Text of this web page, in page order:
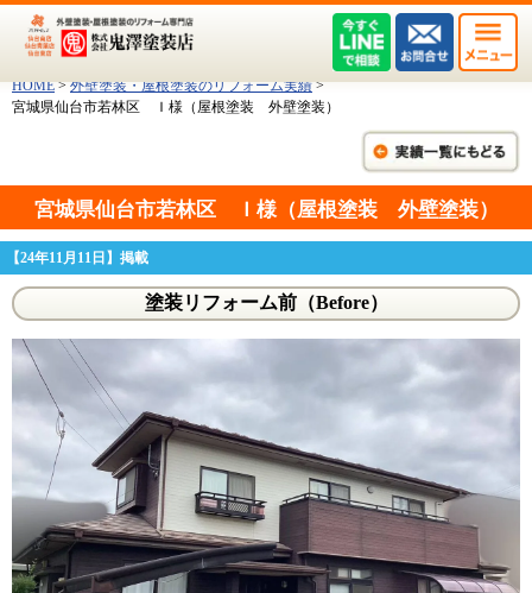
HOME > 外壁塗装・屋根塗装のリフォーム実績 >
宮城県仙台市若林区 Ｉ様（屋根塗装 外壁塗装）
宮城県仙台市若林区 Ｉ様（屋根塗装 外壁塗装）
【24年11月11日】掲載
塗装リフォーム前（Before）